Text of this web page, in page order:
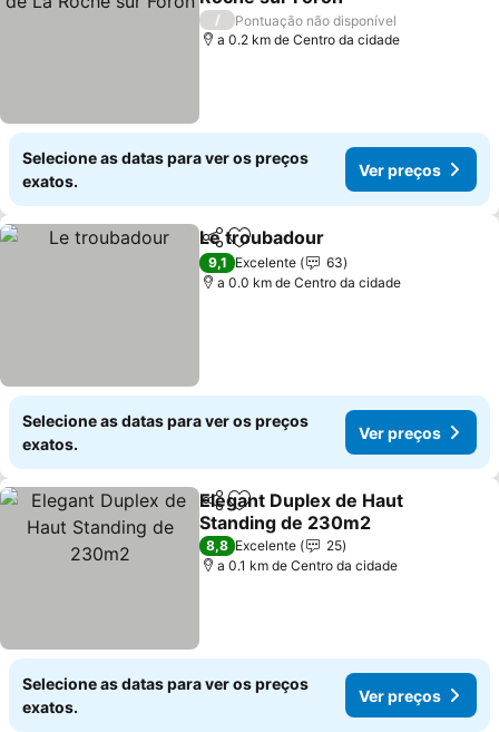
Ver preços
/
Pontuação não disponível
a 0.2 km de Centro da cidade
Selecione as datas para ver os preços
exatos.
Ver preços
PartilharAdicionar aos favoritos
Le troubadour
9,1 Excelente
63
a 0.0 km de Centro da cidade
Selecione as datas para ver os preços
exatos.
Ver preços
PartilharAdicionar aos favoritos
Elegant Duplex de Haut
Standing de 230m2
Ver preços
8,8 Excelente
25
a 0.1 km de Centro da cidade
Selecione as datas para ver os preços
exatos.
Ver preços